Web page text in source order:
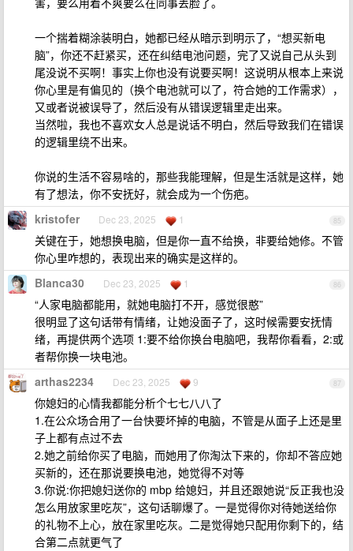
一个揣着糊涂装明白，她都已经从暗示到明示了，“想买新电
脑”，你还不赶紧买，还在纠结电池问题，完了又说自己从头到
尾没说不买啊！事实上你也没有说要买啊！这说明从根本上来说
你心里是有偏见的（换个电池就可以了，符合她的工作需求），
又或者说被误导了，然后没有从错误逻辑里走出来。
当然啦，我也不喜欢女人总是说话不明白，然后导致我们在错误
的逻辑里绕不出来。
你说的生活不容易啥的，那些我能理解，但是生活就是这样，她
有了想法，你不安抚好，就会成为一个伤疤。
85
kristofer Dec 23, 2025 1
关键在于，她想换电脑，但是你一直不给换，非要给她修。不管
你心里咋想的，表现出来的确实是这样的。
86
Blanca30 Dec 23, 2025 1
“人家电脑都能用，就她电脑打不开，感觉很憨”
很明显了这句话带有情绪，让她没面子了，这时候需要安抚情
绪，再提供两个选项 1:要不给你换台电脑吧，我帮你看看，2:或
者帮你换一块电池。
87
arthas2234 Dec 23, 2025 9
你媳妇的心情我都能分析个七七八八了
1.在公众场合用了一台快要坏掉的电脑，不管是从面子上还是里
子上都有点过不去
2.她之前给你买了电脑，而她用了你淘汰下来的，你却不答应她
买新的，还在那说要换电池，她觉得不对等
3.你说:你把媳妇送你的 mbp 给媳妇，并且还跟她说“反正我也没
怎么用放家里吃灰”，这句话聊爆了。一是觉得你对待她送给你
的礼物不上心，放在家里吃灰。二是觉得她只配用你剩下的，结
合第二点就更气了